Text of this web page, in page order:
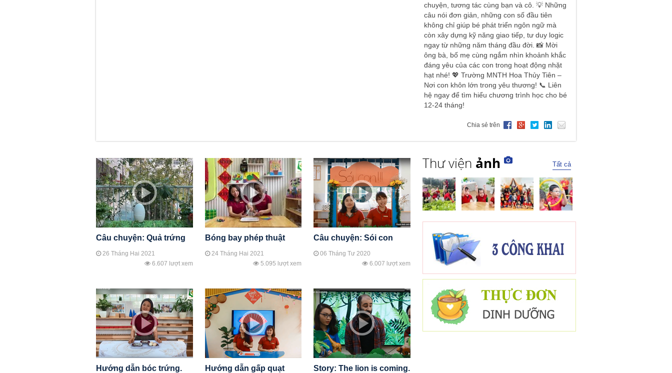
chuyện, tương tác cùng bạn và cô. 💡 Những
câu nói đơn giản, những con số đầu tiên
không chỉ giúp bé phát triển ngôn ngữ mà
còn xây dựng kỹ năng giao tiếp, tư duy logic
ngay từ những năm tháng đầu đời. 📸 Mời
ông bà, bố mẹ cùng ngắm nhìn khoảnh khắc
đáng yêu của các con trong hoạt động nhặt
hạt nhé! 💖 Trường MNTH Hoa Thủy Tiên –
Nơi con khôn lớn trong yêu thương! 📞 Liên
hệ ngay để tìm hiểu chương trình học cho bé
12-24 tháng!
Chia sẻ trên
Câu chuyện: Quả trứng
26 Tháng Hai 2021
6.607 lượt xem
Bóng bay phép thuật
24 Tháng Hai 2021
5.095 lượt xem
Câu chuyện: Sói con
06 Tháng Tư 2020
6.007 lượt xem
Hướng dẫn bóc trứng.
Hướng dẫn gấp quạt
Story: The lion is coming.
Thư viện ảnh Tất cả